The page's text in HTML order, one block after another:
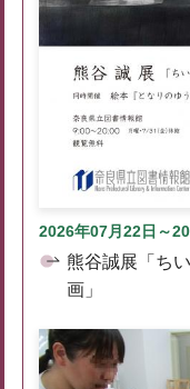
2026年07月22日～
熊谷誠展「ち
画」